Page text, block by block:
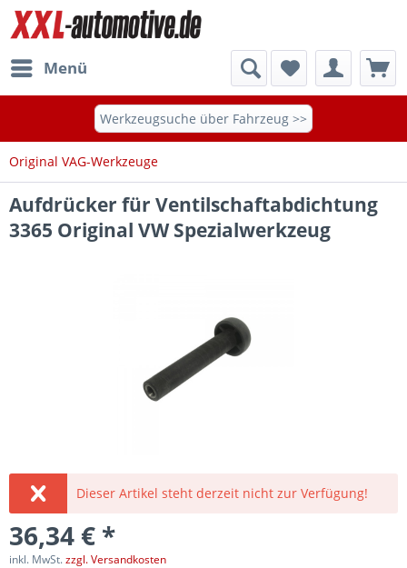
Menü
Werkzeugsuche über Fahrzeug >>
Original VAG-Werkzeuge
Aufdrücker für Ventilschaftabdichtung
3365 Original VW Spezialwerkzeug
Dieser Artikel steht derzeit nicht zur Verfügung!
36,34 € *
inkl. MwSt.zzgl. Versandkosten